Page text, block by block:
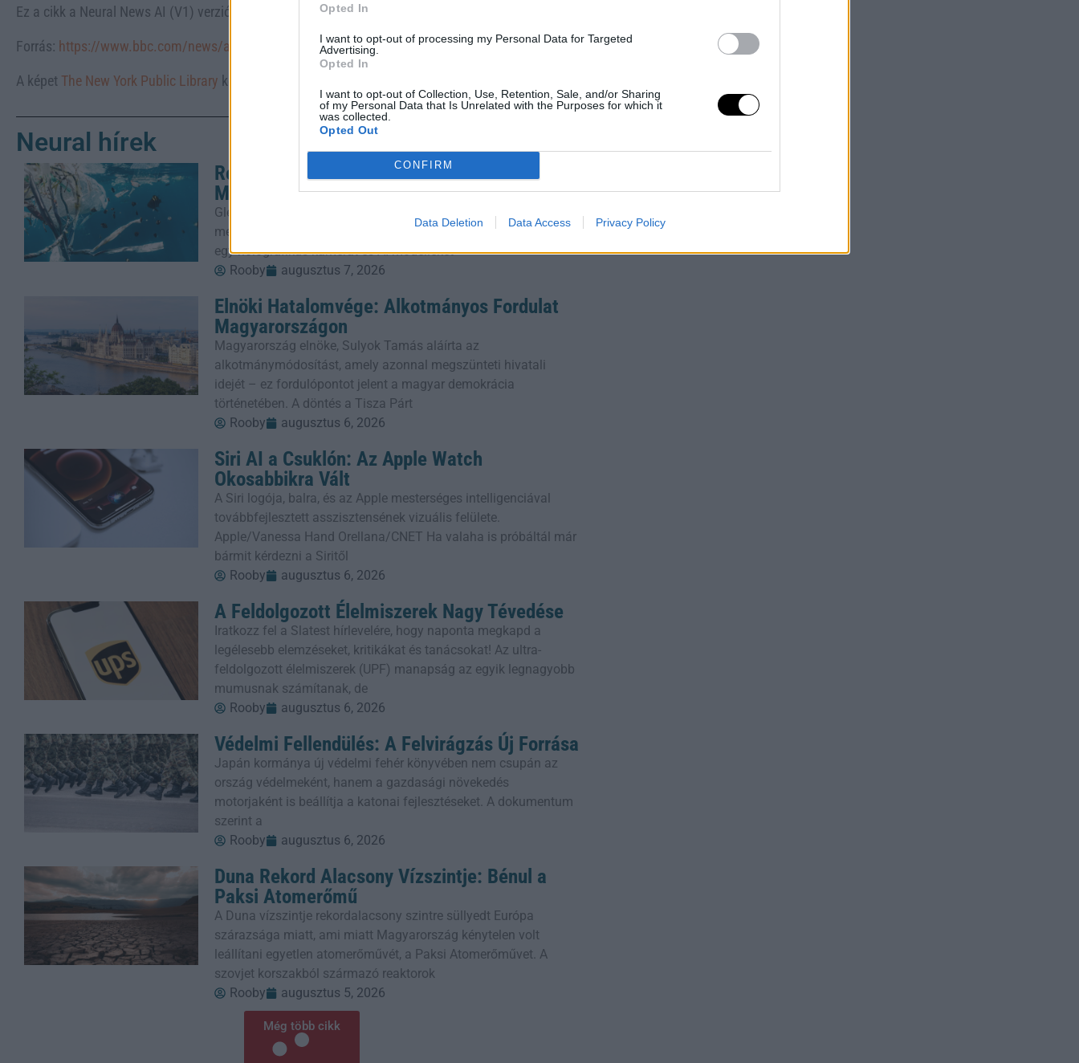
Opted In
I want to opt-out of processing my Personal Data for Targeted
Advertising.
Opted In
I want to opt-out of Collection, Use, Retention, Sale, and/or Sharing
of my Personal Data that Is Unrelated with the Purposes for which it
was collected.
Opted Out
CONFIRM
Data Deletion Data Access Privacy Policy
Ez a cikk a Neural News AI (V1) verziójával készült.
Forrás: https://www.bbc.com/news/articles/crmxz37nv3zo.
A képet The New York Public Library készítette, mely az
Neural hírek
Robotteknológiai Diákgyőzelem a
Mikroműanyagok Ellen
Glen Young, a 16-year-old feltette a nagy kérdést: hogyan tanítsa
meg autonóm tengeri teknős robotját úszni? A kanadai fiú végül
egy holografikus kamerát és AI-modelleket
Rooby
augusztus 7, 2026
Elnöki Hatalomvége: Alkotmányos Fordulat
Magyarországon
Magyarország elnöke, Sulyok Tamás aláírta az
alkotmánymódosítást, amely azonnal megszünteti hivatali
idejét – ez fordulópontot jelent a magyar demokrácia
történetében. A döntés a Tisza Párt
Rooby
augusztus 6, 2026
Siri AI a Csuklón: Az Apple Watch
Okosabbikra Vált
A Siri logója, balra, és az Apple mesterséges intelligenciával
továbbfejlesztett asszisztensének vizuális felülete.
Apple/Vanessa Hand Orellana/CNET Ha valaha is próbáltál már
bármit kérdezni a Siritől
Rooby
augusztus 6, 2026
A Feldolgozott Élelmiszerek Nagy Tévedése
Iratkozz fel a Slatest hírlevelére, hogy naponta megkapd a
legélesebb elemzéseket, kritikákat és tanácsokat! Az ultra-
feldolgozott élelmiszerek (UPF) manapság az egyik legnagyobb
mumusnak számítanak, de
Rooby
augusztus 6, 2026
Védelmi Fellendülés: A Felvirágzás Új Forrása
Japán kormánya új védelmi fehér könyvében nem csupán az
ország védelmeként, hanem a gazdasági növekedés
motorjaként is beállítja a katonai fejlesztéseket. A dokumentum
szerint a
Rooby
augusztus 6, 2026
Duna Rekord Alacsony Vízszintje: Bénul a
Paksi Atomerőmű
A Duna vízszintje rekordalacsony szintre süllyedt Európa
szárazsága miatt, ami miatt Magyarország kénytelen volt
leállítani egyetlen atomerőművét, a Paksi Atomerőművet. A
szovjet korszakból származó reaktorok
Rooby
augusztus 5, 2026
Még több cikk